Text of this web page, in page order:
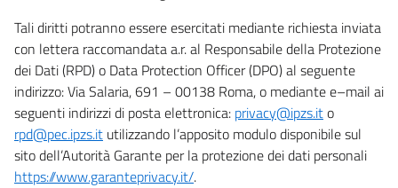
Tali diritti potranno essere esercitati mediante richiesta inviata
con lettera raccomandata a.r. al Responsabile della Protezione
dei Dati (RPD) o Data Protection Officer (DPO) al seguente
indirizzo: Via Salaria, 691 – 00138 Roma, o mediante e–mail ai
seguenti indirizzi di posta elettronica: privacy@ipzs.ito
rpd@pec.ipzs.it utilizzando l’apposito modulo disponibile sul
sito dell’Autorità Garante per la protezione dei dati personali
https://www.garanteprivacy.it/.